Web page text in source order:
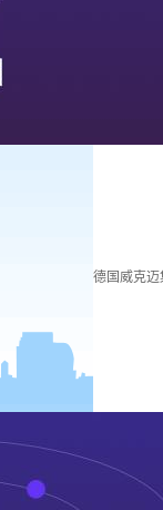
德国威克迈